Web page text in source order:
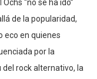
“no se ha ido”
de la popularidad,
eco en quienes
por la
rock alternativo, la